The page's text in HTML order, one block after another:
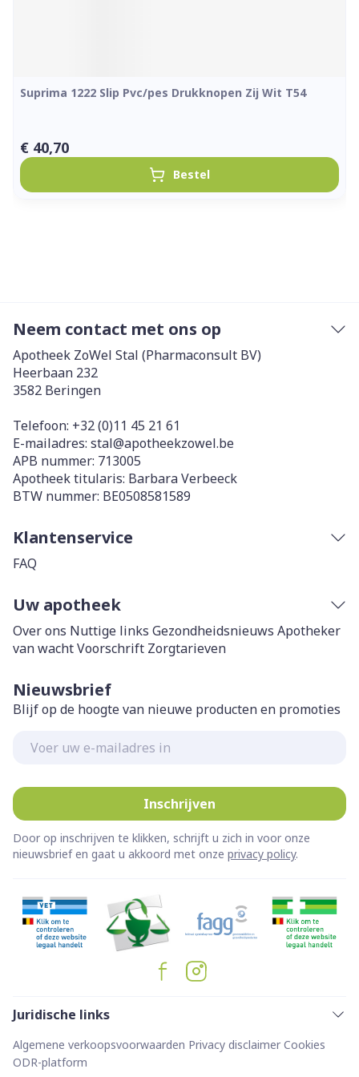
Suprima 1222 Slip Pvc/pes Drukknopen Zij Wit T54
€ 40,70
Bestel
Neem contact met ons op
Apotheek ZoWel Stal (Pharmaconsult BV)
Heerbaan 232
3582 Beringen
Telefoon: +32 (0)11 45 21 61
E-mailadres: stal@apotheekzowel.be
APB nummer: 713005
Apotheek titularis: Barbara Verbeeck
BTW nummer: BE0508581589
Klantenservice
FAQ
Uw apotheek
Over ons Nuttige links Gezondheidsnieuws Apotheker
van wachtVoorschrift Zorgtarieven
Nieuwsbrief
Blijf op de hoogte van nieuwe producten en promoties
Inschrijven
Door op inschrijven te klikken, schrijft u zich in voor onze
nieuwsbrief en gaat u akkoord met onze privacy policy.
Juridische links
Algemene verkoopsvoorwaarden Privacy disclaimer Cookies
ODR-platform